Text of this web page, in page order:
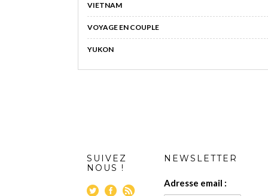
VIETNAM
VOYAGE EN COUPLE
YUKON
SUIVEZ
NOUS !
NEWSLETTER
Adresse email :